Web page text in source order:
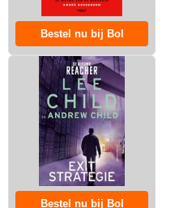
Bestel nu bij Bol
Bestel nu bij Bol